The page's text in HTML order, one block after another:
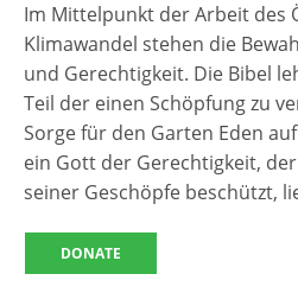
Im Mittelpunkt der Arbeit des
Klimawandel stehen die
und Gerechtigkeit. Die Bibel
Teil der einen Schöpfung zu
Sorge für den Garten Eden
ein Gott der Gerechtigkeit,
seiner Geschöpfe beschützt,
DONATE